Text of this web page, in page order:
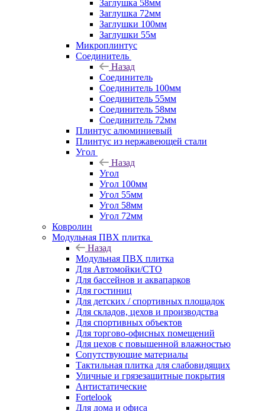
Заглушка 58мм
Заглушка 72мм
Заглушки 100мм
Заглушки 55м
Микроплинтус
Соединитель
Назад
Соединитель
Соединитель 100мм
Соединитель 55мм
Соединитель 58мм
Соединитель 72мм
Плинтус алюминиевый
Плинтус из нержавеющей стали
Угол
Назад
Угол
Угол 100мм
Угол 55мм
Угол 58мм
Угол 72мм
Ковролин
Модульная ПВХ плитка
Назад
Модульная ПВХ плитка
Для Автомойки/СТО
Для бассейнов и аквапарков
Для гостиниц
Для детских / спортивных площадок
Для складов, цехов и производства
Для спортивных объектов
Для торгово-офисных помещений
Для цехов с повышенной влажностью
Сопутствующие материалы
Тактильная плитка для слабовидящих
Уличные и грязезащитные покрытия
Антистатические
Fortelook
Для дома и офиса